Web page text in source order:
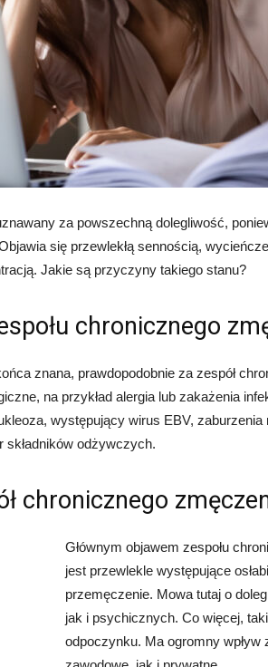
za powszechną dolegliwość,
się przewlekłą sennością,
Jakie są przyczyny takiego stanu?
chronicznego
znana, prawdopodobnie za zespół
na przykład alergia lub zakażenia
występujący wirus EBV,
składników odżywczych.
chronicznego
Głównym objawem zespołu
jest przewlekle występujące
przemęczenie. Mowa tutaj o
jak i psychicznych. Co więcej,
odpoczynku. Ma ogromny wpływ